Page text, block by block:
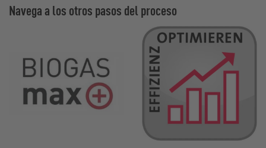
Navega a los otros pasos del proceso